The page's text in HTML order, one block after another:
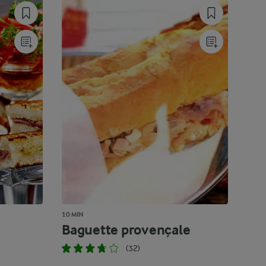
10 MIN
Baguette provençale
(32)